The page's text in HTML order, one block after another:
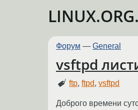
Форум — General
vsftpd
ftp,ftpd,vsftpd
Доброго времени